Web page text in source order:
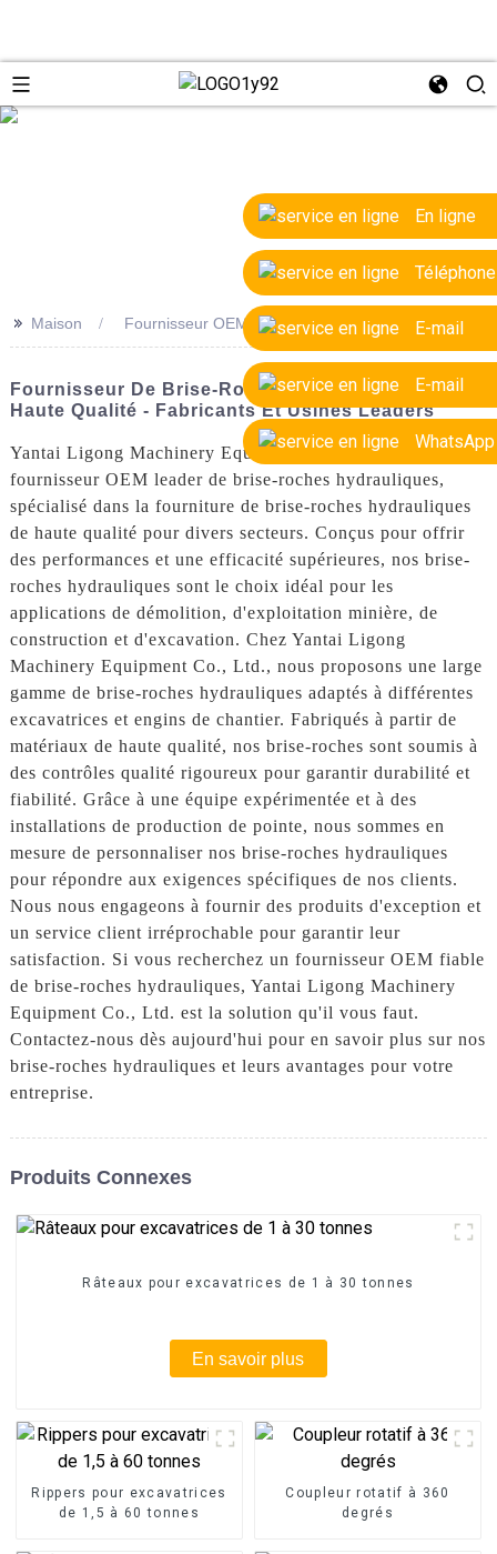
En ligne
Téléphone
E-mail
E-mail
WhatsApp
>> Maison Fournisseur OEM de brise-roches hydrauliques
Fournisseur De Brise-Roche Hydraulique OEM De
Haute Qualité - Fabricants Et Usines Leaders
Yantai Ligong Machinery Equipment Co., Ltd. est un
fournisseur OEM leader de brise-roches hydrauliques,
spécialisé dans la fourniture de brise-roches hydrauliques
de haute qualité pour divers secteurs. Conçus pour offrir
des performances et une efficacité supérieures, nos brise-
roches hydrauliques sont le choix idéal pour les
applications de démolition, d'exploitation minière, de
construction et d'excavation. Chez Yantai Ligong
Machinery Equipment Co., Ltd., nous proposons une large
gamme de brise-roches hydrauliques adaptés à différentes
excavatrices et engins de chantier. Fabriqués à partir de
matériaux de haute qualité, nos brise-roches sont soumis à
des contrôles qualité rigoureux pour garantir durabilité et
fiabilité. Grâce à une équipe expérimentée et à des
installations de production de pointe, nous sommes en
mesure de personnaliser nos brise-roches hydrauliques
pour répondre aux exigences spécifiques de nos clients.
Nous nous engageons à fournir des produits d'exception et
un service client irréprochable pour garantir leur
satisfaction. Si vous recherchez un fournisseur OEM fiable
de brise-roches hydrauliques, Yantai Ligong Machinery
Equipment Co., Ltd. est la solution qu'il vous faut.
Contactez-nous dès aujourd'hui pour en savoir plus sur nos
brise-roches hydrauliques et leurs avantages pour votre
entreprise.
Produits Connexes
Râteaux pour excavatrices de 1 à 30 tonnes
En savoir plus
Rippers pour excavatrices
de 1,5 à 60 tonnes
Coupleur rotatif à 360
degrés